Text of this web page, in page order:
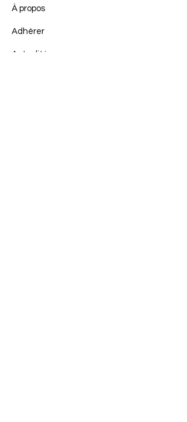
À propos
Adhérer
Actualités